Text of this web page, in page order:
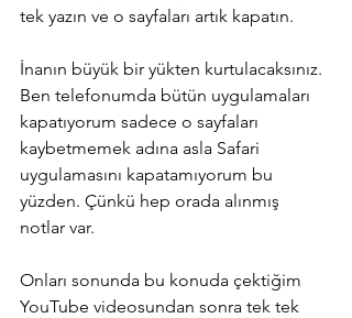
tek yazın ve o sayfaları artık kapatın.
İnanın büyük bir yükten kurtulacaksınız.
Ben telefonumda bütün uygulamaları
kapatıyorum sadece o sayfaları
kaybetmemek adına asla Safari
uygulamasını kapatamıyorum bu
yüzden. Çünkü hep orada alınmış
notlar var.
Onları sonunda bu konuda çektiğim
YouTube videosundan sonra tek tek